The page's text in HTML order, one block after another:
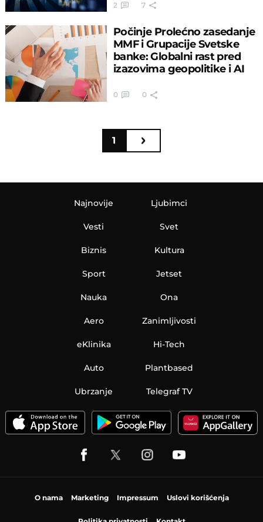
2 7
Počinje Prolećno zasedanje
MMF i Grupacije Svetske
banke: Globalni rast pred
izazovima geopolitike i AI
0 0
1
Najnovije
Vesti
Biznis
Sport
Nauka
Aero
Ljubimci
Svet
Kultura
Jetset
Ona
Zanimljivosti
eKlinika Hi-Tech
Auto Plantbased
Ubrzanje Telegraf TV
O nama Marketing Impressum Uslovi korišćenja